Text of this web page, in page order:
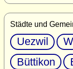
Städte und
Uezwil
Büttikon